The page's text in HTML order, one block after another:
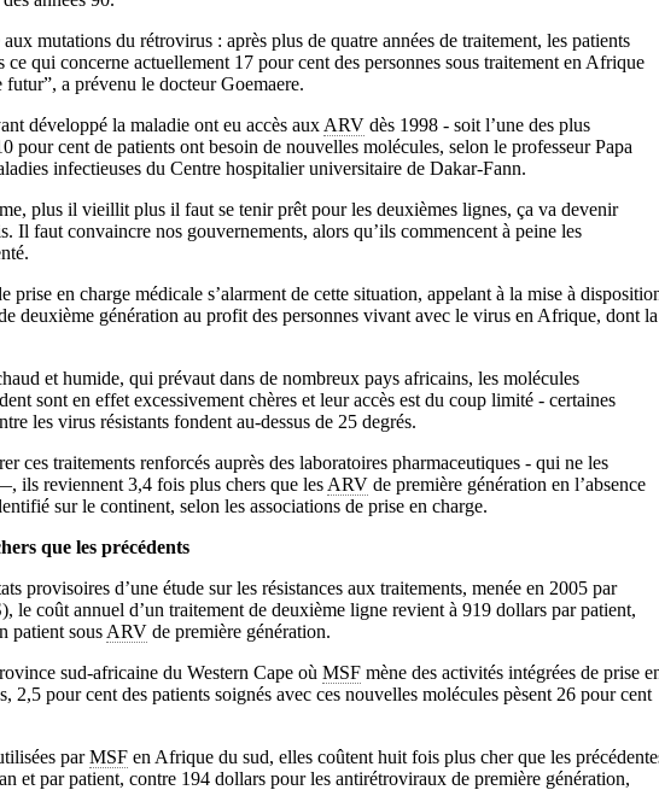
mutations du rétrovirus : après plus de quatre années de traitement, les patients
ce qui concerne actuellement 17 pour cent des personnes sous traitement en Afrique
a prévenu le docteur Goemaere.
développé la maladie ont eu accès aux ARV dès 1998 - soit l’une des plus
pour cent de patients ont besoin de nouvelles molécules, selon le professeur Papa
infectieuses du Centre hospitalier universitaire de Dakar-Fann.
plus il vieillit plus il faut se tenir prêt pour les deuxièmes lignes, ça va devenir
Il faut convaincre nos gouvernements, alors qu’ils commencent à peine les
prise en charge médicale s’alarment de cette situation, appelant à la mise à
deuxième génération au profit des personnes vivant avec le virus en Afrique, dont la
et humide, qui prévaut dans de nombreux pays africains, les molécules
sont en effet excessivement chères et leur accès est du coup limité - certaines
les virus résistants fondent au-dessus de 25 degrés.
ces traitements renforcés auprès des laboratoires pharmaceutiques - qui ne les
ils reviennent 3,4 fois plus chers que les ARV de première génération en l’absence
sur le continent, selon les associations de prise en charge.
que les précédents
provisoires d’une étude sur les résistances aux traitements, menée en 2005 par
le coût annuel d’un traitement de deuxième ligne revient à 919 dollars par patient,
patient sous ARV de première génération.
sud-africaine du Western Cape où MSF mène des activités intégrées de prise
2,5 pour cent des patients soignés avec ces nouvelles molécules pèsent 26 pour cent
parMSF en Afrique du sud, elles coûtent huit fois plus cher que les
et par patient, contre 194 dollars pour les antirétroviraux de première génération,